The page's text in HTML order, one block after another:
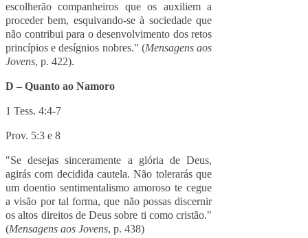
escolherão companheiros que os auxiliem a
proceder bem, esquivando-se à sociedade que
não contribui para o desenvolvimento dos retos
princípios e desígnios nobres." (Mensagens aos
Jovens, p. 422).
D – Quanto ao Namoro
1 Tess. 4:4-7
Prov. 5:3 e 8
"Se desejas sinceramente a glória de Deus,
agirás com decidida cautela. Não tolerarás que
um doentio sentimentalismo amoroso te cegue
a visão por tal forma, que não possas discernir
os altos direitos de Deus sobre ti como cristão."
(Mensagens aos Jovens, p. 438)